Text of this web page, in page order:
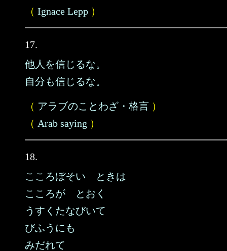
（ Ignace Lepp ）
17.
他人を信じるな。
自分も信じるな。
（ アラブのことわざ・格言 ）
（ Arab saying ）
18.
こころぼそい ときは
こころが とおく
うすくたなびいて
びふうにも
みだれて